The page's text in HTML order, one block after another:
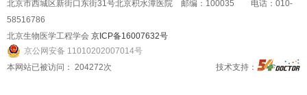
北京市西城区新街口东街31号北京积水潭医院 邮编：100035 电话：010-
58516786
北京生物医学工程学会 京ICP备16007632号
京公网安备 11010202007014号
本网站已被访问： 204272次 技术支持：